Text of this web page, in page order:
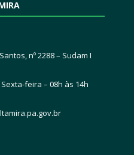
nº 2288 – Sudam I
feira – 08h às 14h
gov.br